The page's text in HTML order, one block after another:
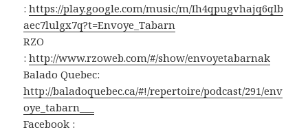
:https://play.google.com/music/m/Ih4qpugvhajq6qlb
aec7lulgx7q?t=Envoye_Tabarn
RZO
:http://www.rzoweb.com/#/show/envoyetabarnak
Balado Quebec:
http://baladoquebec.ca/#!/repertoire/podcast/291/env
oye_tabarn___
Facebook :